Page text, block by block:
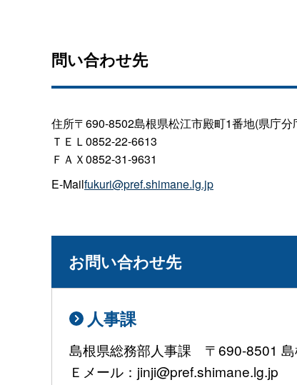
問い合わせ先
住所〒690-8502島根県松江市殿町1番地(県庁分
ＴＥＬ0852-22-6613
ＦＡＸ0852-31-9631
E-Mailfukuri@pref.shimane.lg.jp
お問い合わせ先
人事課
島根県総務部人事課 〒690-8501
Ｅメール：jinji@pref.shimane.lg.jp